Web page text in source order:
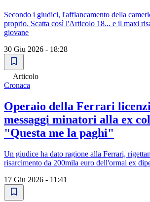
Secondo i giudici, l'affiancamento della
proprio. Scatta così l'Articolo 18... e il maxi
giovane
30 Giu 2026 - 18:28
Articolo
Cronaca
Operaio della Ferrari
messaggi minatori alla ex
"Questa me la paghi"
Un giudice ha dato ragione alla Ferrari,
risarcimento da 200mila euro dell'ormai ex
17 Giu 2026 - 11:41